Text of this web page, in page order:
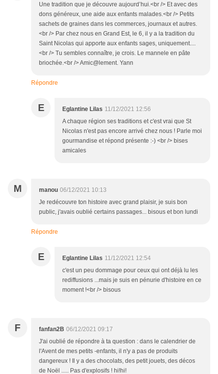
Une tradition que je découvre aujourd’hui.<br /> Et avec des
dons généreux, une aide aux enfants malades.<br /> Petits
sachets de graines dans les commerces, journaux et autres.
<br /> Par chez nous en Grand Est, le 6, il y a la tradition du
Saint Nicolas qui apporte aux enfants sages, uniquement....
<br /> Tu sembles connaître, je crois. Le mannele en pâte
briochée.<br /> Amic@lement. Yann
Répondre
E Eglantine Lilas 11/12/2021 12:56
A chaque région ses traditions et c'est vrai que St
Nicolas n'est pas encore arrivé chez nous ! Parle moi
gourmandise et répond présente :-) <br /> bises
amicales
M manou 06/12/2021 10:13
Je redécouvre ton histoire avec grand plaisir, je suis bon
public, j'avais oublié certains passages... bisous et bon lundi
Répondre
E Eglantine Lilas 11/12/2021 12:54
c'est un peu dommage pour ceux qui ont déjà lu les
rediffusions ...mais je suis en pénurie d'histoire en ce
moment !<br /> bisous
F fanfan2B 06/12/2021 09:17
J'ai oublié de répondre à ta question : dans le calendrier de
l'Avent de mes petits -enfants, il n'y a pas de produits
dangereux ! Il y a des chocolats, des petit jouets, des décos
de Noël ..... Pas d'explosifs ! hi!hi!